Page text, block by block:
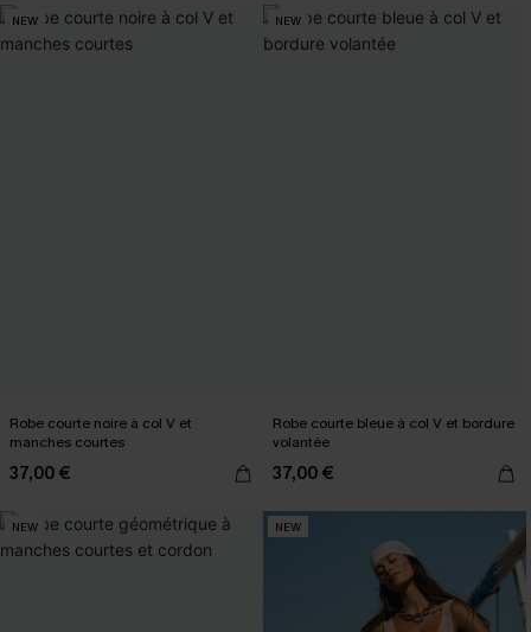
NEW
Robe courte noire à col V et
manches courtes
37,00 €
NEW
Robe courte bleue à col V et bordure
volantée
37,00 €
NEW NEW